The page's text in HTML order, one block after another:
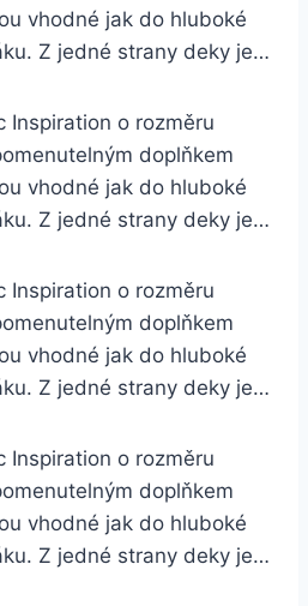
vhodné jak do hluboké
Z jedné strany deky je…
Inspiration o rozměru
doplňkem
vhodné jak do hluboké
Z jedné strany deky je…
Inspiration o rozměru
doplňkem
vhodné jak do hluboké
Z jedné strany deky je…
Inspiration o rozměru
doplňkem
vhodné jak do hluboké
Z jedné strany deky je…